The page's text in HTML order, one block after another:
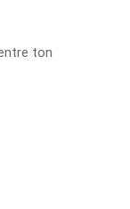
ton